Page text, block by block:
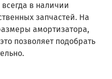
в наличии
запчастей. На
амортизатора,
позволяет подобрать